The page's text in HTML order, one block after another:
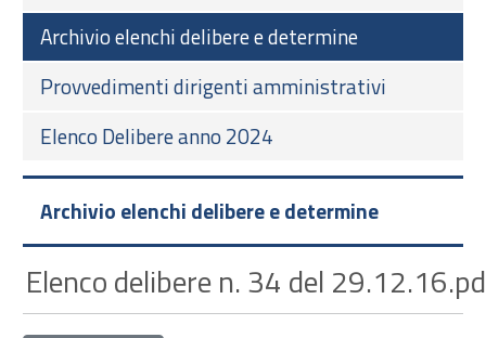
Archivio elenchi delibere e determine
Provvedimenti dirigenti amministrativi
Elenco Delibere anno 2024
Archivio elenchi delibere e determine
Elenco delibere n. 34 del